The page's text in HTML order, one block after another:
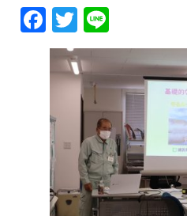
F
a
c
b
o
o
k
T
w
it
te
r
n
e